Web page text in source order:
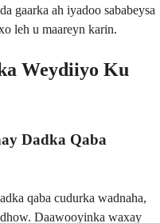
gaarka ah iyadoo sababeysa
leh u maareyn karin.
Weydiiyo Ku
Dadka Qaba
qaba cudurka wadnaha,
Daawooyinka waxay